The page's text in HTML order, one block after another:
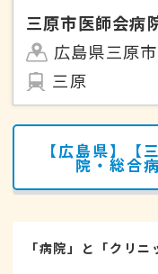
三原市医師会病
広島県三原
三原
【広島県】【
院・総合
「病院」と「クリ